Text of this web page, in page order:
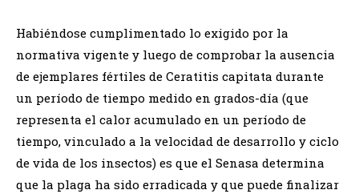
Habiéndose cumplimentado lo exigido por la
normativa vigente y luego de comprobar la ausencia
de ejemplares fértiles de Ceratitis capitata durante
un período de tiempo medido en grados-día (que
representa el calor acumulado en un período de
tiempo, vinculado a la velocidad de desarrollo y ciclo
de vida de los insectos) es que el Senasa determina
que la plaga ha sido erradicada y que puede finalizar